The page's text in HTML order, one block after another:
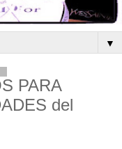
▼
PARA
del